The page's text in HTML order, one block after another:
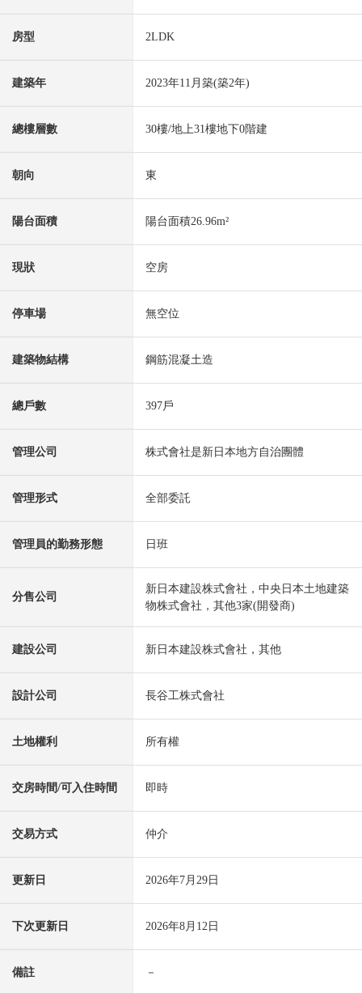
房型 2LDK
建築年 2023年11月築(築2年)
總樓層數 30樓/地上31樓地下0階建
朝向 東
陽台面積 陽台面積26.96m²
現狀 空房
停車場 無空位
建築物結構 鋼筋混凝土造
總戶數 397戶
管理公司 株式會社是新日本地方自治團體
管理形式 全部委託
管理員的勤務形態 日班
分售公司
新日本建設株式會社，中央日本土地建築
物株式會社，其他3家(開發商)
建設公司 新日本建設株式會社，其他
設計公司 長谷工株式會社
土地權利 所有權
交房時間/可入住時間 即時
交易方式 仲介
更新日 2026年7月29日
下次更新日 2026年8月12日
備註 －